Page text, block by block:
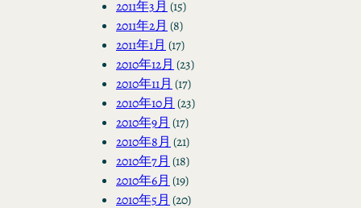
2011年3月 (15)
2011年2月 (8)
2011年1月 (17)
2010年12月 (23)
2010年11月 (17)
2010年10月 (23)
2010年9月 (17)
2010年8月 (21)
2010年7月 (18)
2010年6月 (19)
2010年5月 (20)